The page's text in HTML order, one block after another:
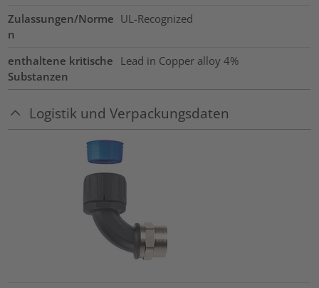
Zulassungen/Norme
n
UL-Recognized
enthaltene kritische
Substanzen
Lead in Copper alloy 4%
Logistik und Verpackungsdaten